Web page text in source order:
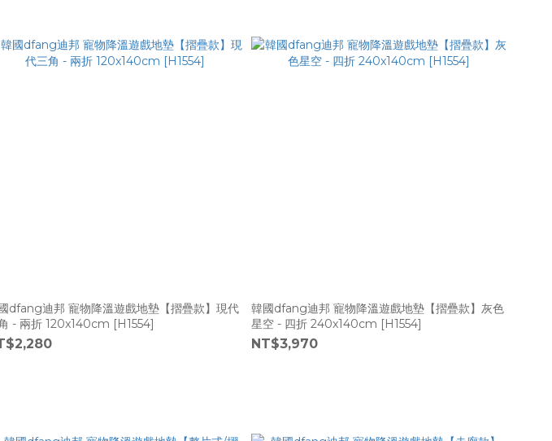
dfang迪邦 寵物降溫遊戲地墊【摺疊款】現代
- 兩折 120x140cm [H1554]
韓國dfang迪邦 寵物降溫遊戲地墊【摺疊款】灰色
星空 - 四折 240x140cm [H1554]
NT$3,970